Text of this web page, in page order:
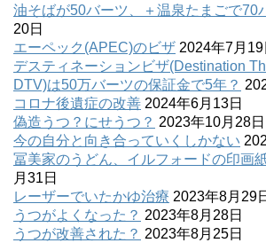
油そばが50バーツ、＋温泉たまごで70
20日
エーペック(APEC)のビザ 2024年7月19
デスティネーションビザ(Destination
DTV)は50万バーツの保証金で5年？
コロナ後遺症の改善 2024年6月13日
偽造うつ？にせうつ？ 2023年10月28日
今の自分と向き合っていくしかない
冨美家のうどん、イルフォードの印画
月31日
レーザーでいたかゆ治療 2023年8月29
うつがよくなった？ 2023年8月28日
うつが改善された？ 2023年8月25日